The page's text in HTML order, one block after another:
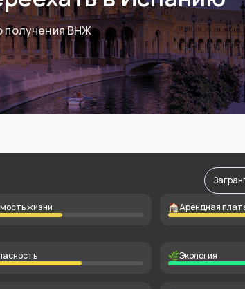
получения ВНЖ
жизни Арендная
Экология